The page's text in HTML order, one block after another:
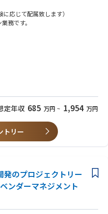
応じて配属致します）
務です。
成約、知見がある方はなお可
定年収 685 万円 ~ 1,954 万円
トリー
発のプロジェクトリー
ンダーマネジメント